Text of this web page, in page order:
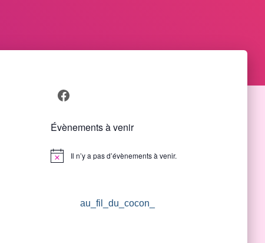
Facebook
Évènements à venir
Notice Il n’y a pas d’évènements à venir.
au_fil_du_cocon_